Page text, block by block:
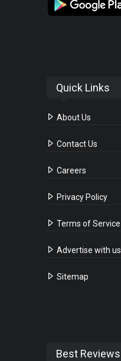
Quick Links
About Us
Contact Us
Careers
Privacy Policy
Terms of Service
Advertise with us
Sitemap
Best Reviews